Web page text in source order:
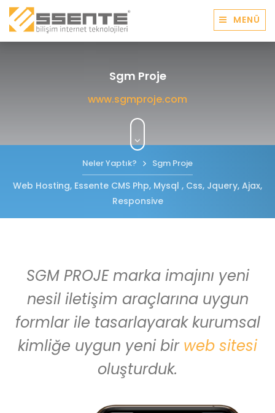
MENÜ
Sgm Proje
www.sgmproje.com
Neler Yaptık? Sgm Proje
Web Hosting, Essente CMS Php, Mysql , Css, Jquery, Ajax,
Responsive
SGM PROJE marka imajını yeni
nesil iletişim araçlarına uygun
formlar ile tasarlayarak kurumsal
kimliğe uygun yeni bir web sitesi
oluşturduk.